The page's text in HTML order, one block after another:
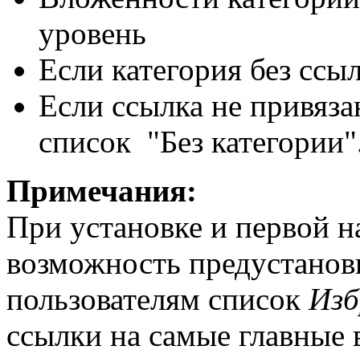
уровень
Если категория без
Если ссылка не
список "Без
Примечания:
При установке и первой
возможность
пользователям список
ссылки на самые